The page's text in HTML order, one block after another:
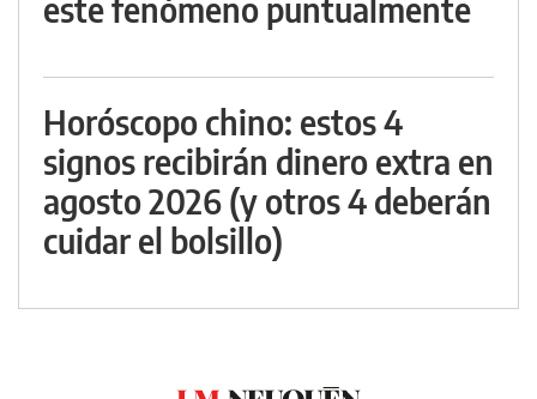
este fenómeno puntualmente
Horóscopo chino: estos 4
signos recibirán dinero extra en
agosto 2026 (y otros 4 deberán
cuidar el bolsillo)